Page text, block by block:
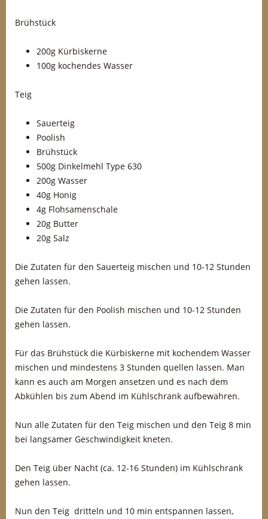
Brühstück
200g Kürbiskerne
100g kochendes Wasser
Teig
Sauerteig
Poolish
Brühstück
500g Dinkelmehl Type 630
200g Wasser
40g Honig
4g Flohsamenschale
20g Butter
20g Salz
Die Zutaten für den Sauerteig mischen und 10-12 Stunden
gehen lassen.
Die Zutaten für den Poolish mischen und 10-12 Stunden
gehen lassen.
Für das Brühstück die Kürbiskerne mit kochendem Wasser
mischen und mindestens 3 Stunden quellen lassen. Man
kann es auch am Morgen ansetzen und es nach dem
Abkühlen bis zum Abend im Kühlschrank aufbewahren.
Nun alle Zutaten für den Teig mischen und den Teig 8 min
bei langsamer Geschwindigkeit kneten.
Den Teig über Nacht (ca. 12-16 Stunden) im Kühlschrank
gehen lassen.
Nun den Teig dritteln und 10 min entspannen lassen,